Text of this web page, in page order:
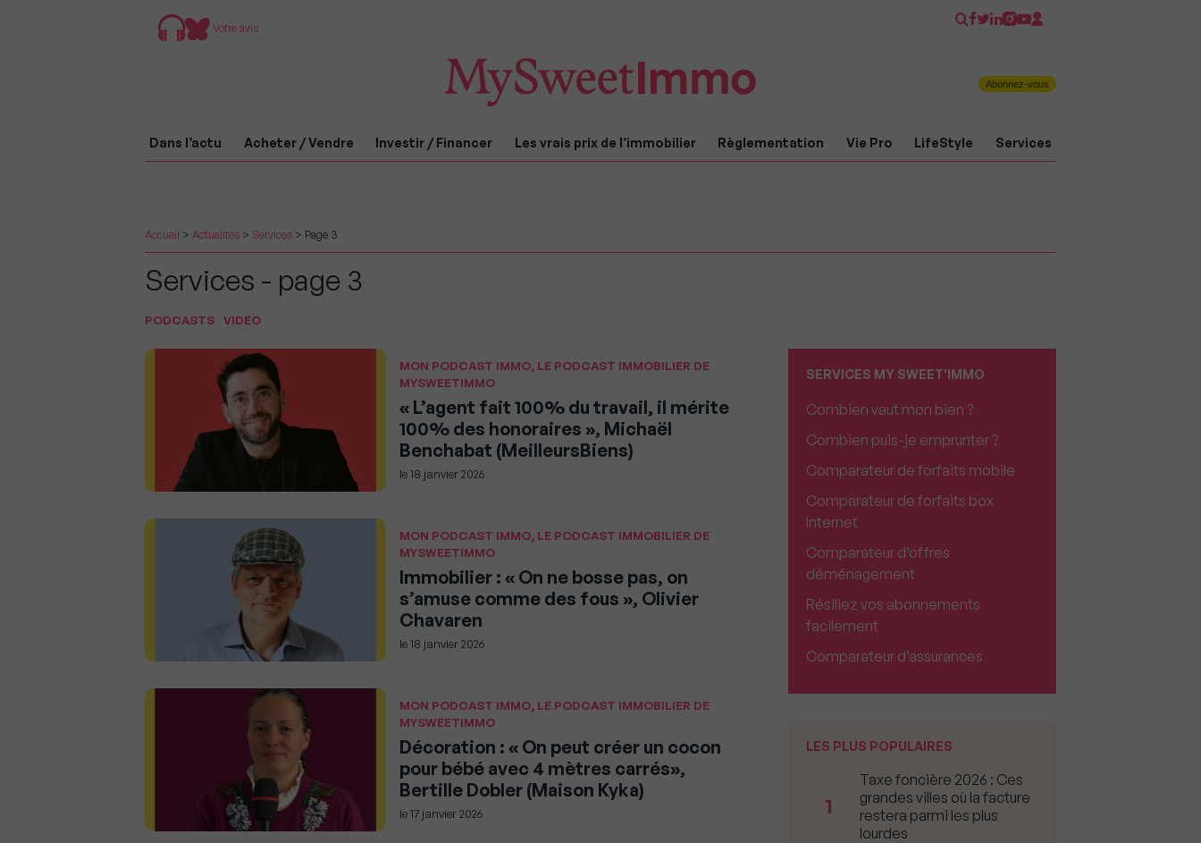
Votre avis
Abonnez-vous
Dans l’actu Acheter / Vendre Investir / Financer Les vrais prix de l’immobilier Règlementation Vie Pro LifeStyle Services
Accueil > Actualités > Services > Page 3
Services - page 3
PODCASTS VIDEO
MON PODCAST IMMO, LE PODCAST IMMOBILIER DE
MYSWEETIMMO
« L’agent fait 100% du travail, il mérite
100% des honoraires », Michaël
Benchabat (MeilleursBiens)
le18 janvier 2026
MON PODCAST IMMO, LE PODCAST IMMOBILIER DE
MYSWEETIMMO
Immobilier : « On ne bosse pas, on
s’amuse comme des fous », Olivier
Chavaren
le18 janvier 2026
MON PODCAST IMMO, LE PODCAST IMMOBILIER DE
MYSWEETIMMO
Décoration : « On peut créer un cocon
pour bébé avec 4 mètres carrés»,
Bertille Dobler (Maison Kyka)
le17 janvier 2026
SERVICES MY SWEET'IMMO
Combien vaut mon bien ?
Combien puis-je emprunter ?
Comparateur de forfaits mobile
Comparateur de forfaits box
Internet
Comparateur d’offres
déménagement
Résiliez vos abonnements
facilement
Comparateur d’assurances
LES PLUS POPULAIRES
1
Taxe foncière 2026 : Ces
grandes villes où la facture
restera parmi les plus
lourdes